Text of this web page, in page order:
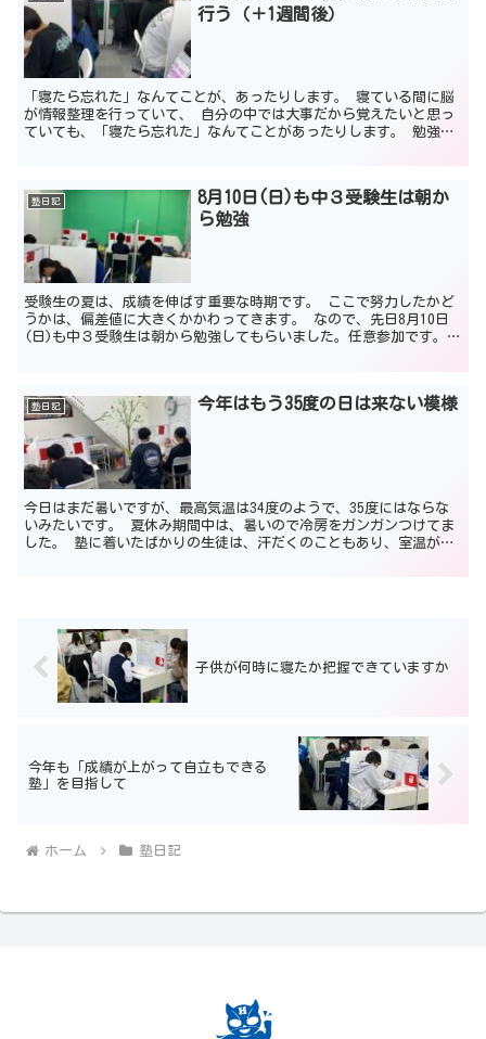
行う（＋1週間後）
「寝たら忘れた」なんてことが、あったりします。 寝ている間に脳
が情報整理を行っていて、 自分の中では大事だから覚えたいと思っ
ていても、「寝たら忘れた」なんてことがあったりします。 勉強を
塾日記
8月10日(日)も中３受験生は朝か
ら勉強
受験生の夏は、成績を伸ばす重要な時期です。 ここで努力したかど
うかは、偏差値に大きくかかわってきます。 なので、先日8月10日
(日)も中３受験生は朝から勉強してもらいました。任意参加です。強
塾日記 今年はもう35度の日は来ない模様
今日はまだ暑いですが、最高気温は34度のようで、35度にはならな
いみたいです。 夏休み期間中は、暑いので冷房をガンガンつけてま
した。 塾に着いたばかりの生徒は、汗だくのこともあり、室温が上
子供が何時に寝たか把握できていますか
今年も「成績が上がって自立もできる
塾」を目指して
ホーム 塾日記